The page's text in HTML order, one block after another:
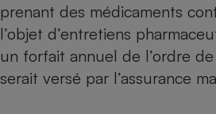
prenant des médicaments
l’objet d’entretiens
un forfait annuel de l’ordre
serait versé par l’assurance